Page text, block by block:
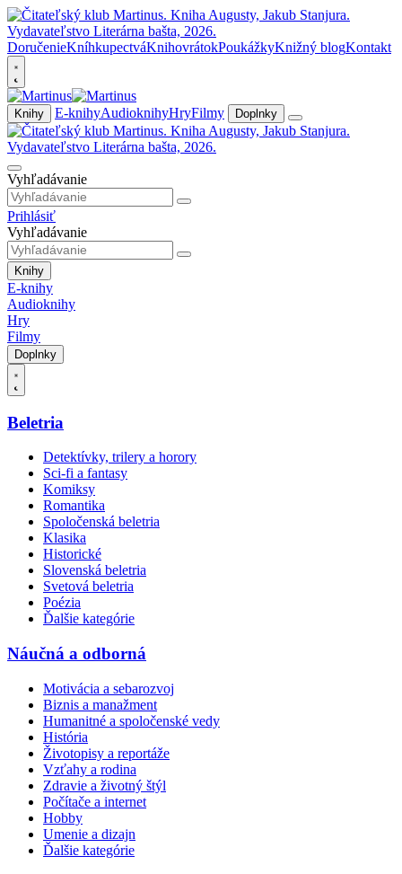
DoručenieKníhkupectváKnihovrátokPoukážkyKnižný blogKontakt
Knihy E-knihyAudioknihyHryFilmy Doplnky
Vyhľadávanie
Prihlásiť
Vyhľadávanie
Knihy
E-knihy
Audioknihy
Hry
Filmy
Doplnky
Beletria
Detektívky, trilery a horory
Sci-fi a fantasy
Komiksy
Romantika
Spoločenská beletria
Klasika
Historické
Slovenská beletria
Svetová beletria
Poézia
Ďalšie kategórie
Náučná a odborná
Motivácia a sebarozvoj
Biznis a manažment
Humanitné a spoločenské vedy
História
Životopisy a reportáže
Vzťahy a rodina
Zdravie a životný štýl
Počítače a internet
Hobby
Umenie a dizajn
Ďalšie kategórie